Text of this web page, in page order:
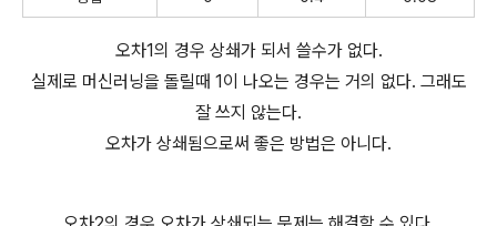
오차1의 경우 상쇄가 되서 쓸수가 없다.
실제로 머신러닝을 돌릴때 1이 나오는 경우는 거의 없다. 그래도
잘 쓰지 않는다.
오차가 상쇄됨으로써 좋은 방법은 아니다.